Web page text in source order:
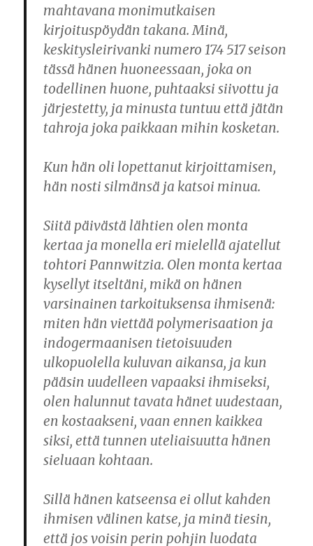
mahtavana monimutkaisen
kirjoituspöydän takana. Minä,
keskitysleirivanki numero 174 517 seison
tässä hänen huoneessaan, joka on
todellinen huone, puhtaaksi siivottu ja
järjestetty, ja minusta tuntuu että jätän
tahroja joka paikkaan mihin kosketan.
Kun hän oli lopettanut kirjoittamisen,
hän nosti silmänsä ja katsoi minua.
Siitä päivästä lähtien olen monta
kertaa ja monella eri mielellä ajatellut
tohtori Pannwitzia. Olen monta kertaa
kysellyt itseltäni, mikä on hänen
varsinainen tarkoituksensa ihmisenä:
miten hän viettää polymerisaation ja
indogermaanisen tietoisuuden
ulkopuolella kuluvan aikansa, ja kun
pääsin uudelleen vapaaksi ihmiseksi,
olen halunnut tavata hänet uudestaan,
en kostaakseni, vaan ennen kaikkea
siksi, että tunnen uteliaisuutta hänen
sieluaan kohtaan.
Sillä hänen katseensa ei ollut kahden
ihmisen välinen katse, ja minä tiesin,
että jos voisin perin pohjin luodata